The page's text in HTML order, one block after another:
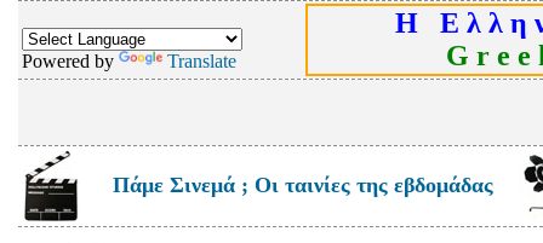
Powered by Translate
Η Ε λ λ η
G r e e
Πάμε Σινεμά ; Οι ταινίες της εβδομάδας